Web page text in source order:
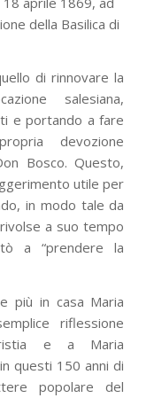
della Basilica di
di rinnovare la
salesiana,
e portando a fare
devozione
Bosco. Questo,
utile per
in modo tale da
a suo tempo
a “prendere la
più in casa Maria
riflessione
e a Maria
questi 150 anni di
popolare del